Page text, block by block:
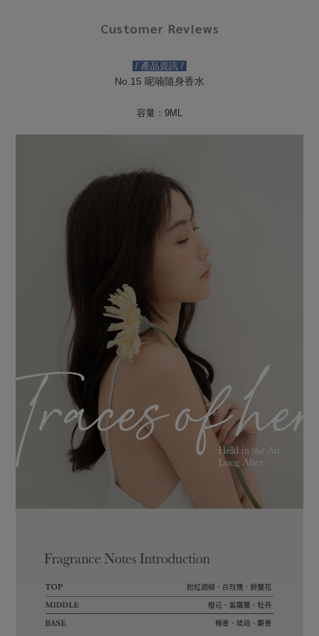
Customer Reviews
/ 產品資訊 /
No.15 呢喃隨身香水
容量：9ML